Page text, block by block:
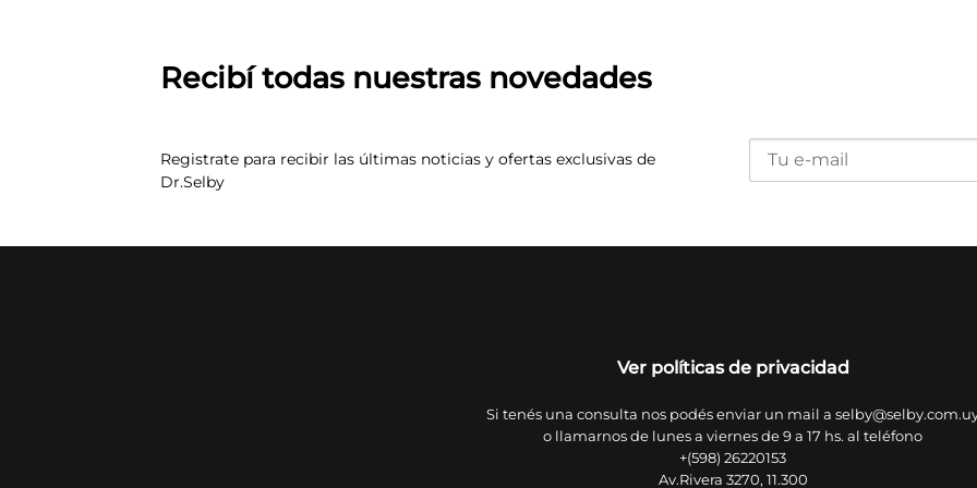
Recibí todas nuestras novedades
Registrate para recibir las últimas noticias y ofertas exclusivas de
Dr.Selby
Ver políticas de privacidad
Si tenés una consulta nos podés enviar un mail a
o llamarnos de lunes a viernes de 9 a 17 hs. al teléfono
+(598) 26220153
Av.Rivera 3270, 11.300